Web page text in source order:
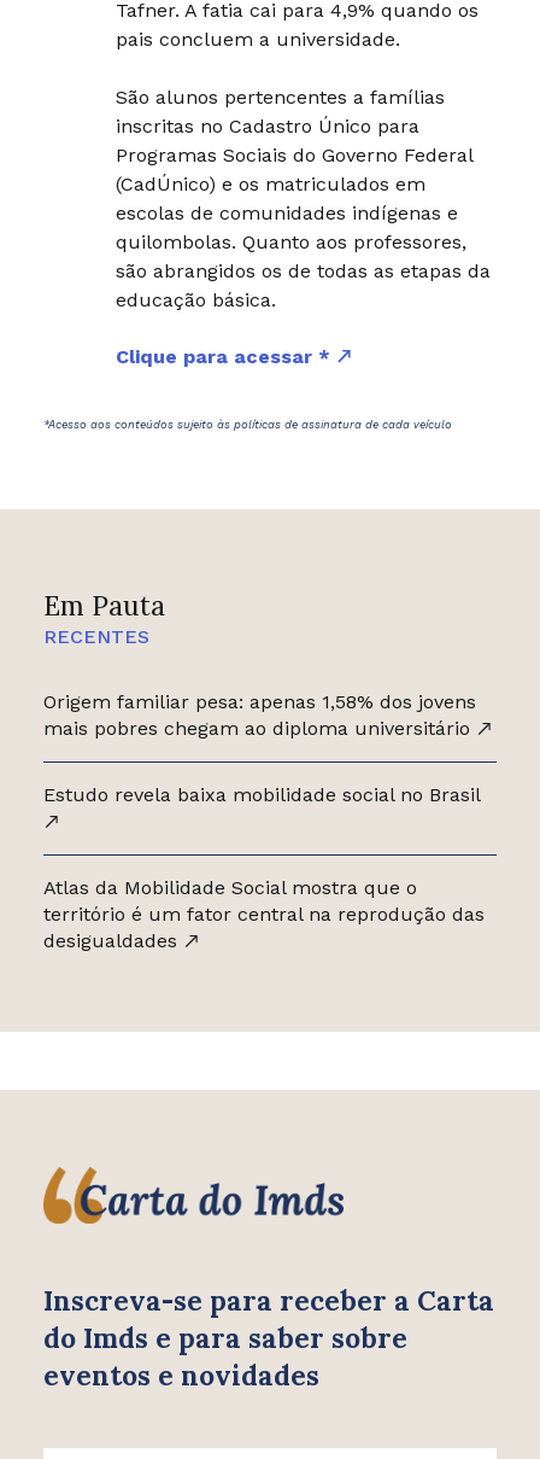
Em Pauta
RECENTES
Origem familiar pesa: apenas 1,58% dos jovens
mais pobres chegam ao diploma universitário
Estudo revela baixa mobilidade social no Brasil
Atlas da Mobilidade Social mostra que o
território é um fator central na reprodução das
desigualdades
Tafner. A fatia cai para 4,9% quando os
pais concluem a universidade.
São alunos pertencentes a famílias
inscritas no Cadastro Único para
Programas Sociais do Governo Federal
(CadÚnico) e os matriculados em
escolas de comunidades indígenas e
quilombolas. Quanto aos professores,
são abrangidos os de todas as etapas da
educação básica.
Clique para acessar *
*Acesso aos conteúdos sujeito às políticas de assinatura de cada veículo
Inscreva-se para receber a Carta
do Imds e para saber sobre
eventos e novidades